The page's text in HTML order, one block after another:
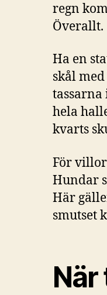
regn
Överallt.
Ha en
skål
hela
kvarts
För
Hundar
Här
smutset